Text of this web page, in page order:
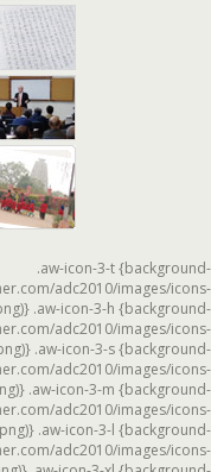
.aw-icon-3-t {background-
adc2010/images/icons-
.aw-icon-3-h {background-
adc2010/images/icons-
.aw-icon-3-s {background-
adc2010/images/icons-
.aw-icon-3-m {background-
adc2010/images/icons-
.aw-icon-3-l {background-
adc2010/images/icons-